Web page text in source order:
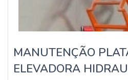
MANUTENÇÃO
ELEVADORA